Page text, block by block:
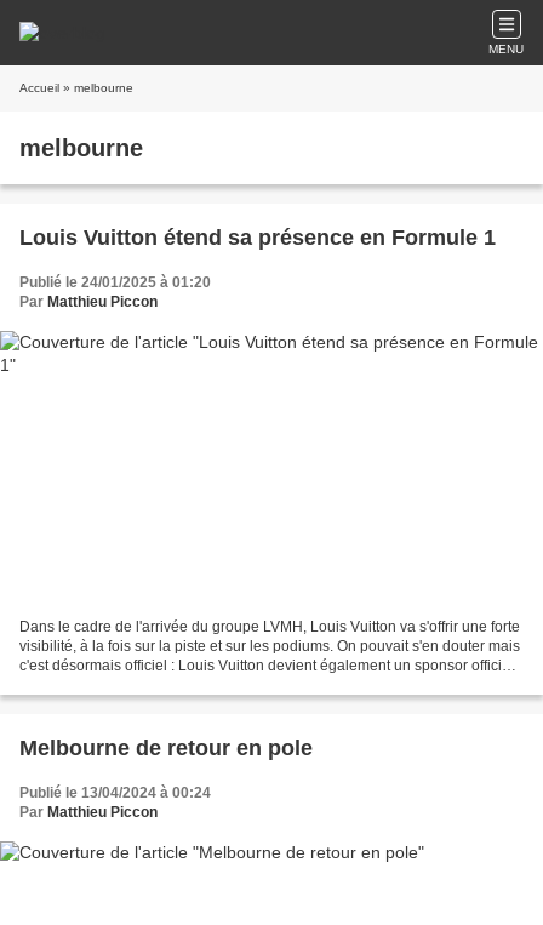
MENU
Accueil » melbourne
melbourne
Louis Vuitton étend sa présence en Formule 1
Publié le 24/01/2025 à 01:20
Par Matthieu Piccon
Dans le cadre de l'arrivée du groupe LVMH, Louis Vuitton va s'offrir une forte
visibilité, à la fois sur la piste et sur les podiums. On pouvait s'en douter mais
c'est désormais officiel : Louis Vuitton devient également un sponsor officiel
Melbourne de retour en pole
Publié le 13/04/2024 à 00:24
Par Matthieu Piccon